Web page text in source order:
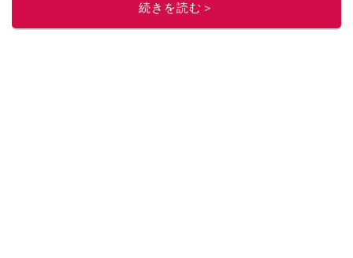
続きを読む＞